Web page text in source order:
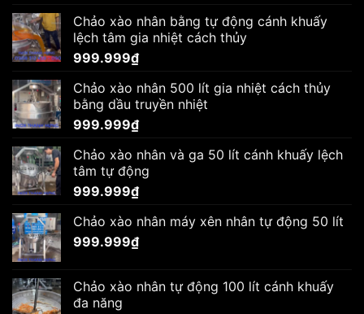
Chảo xào nhân bằng tự động cánh khuấy
lệch tâm gia nhiệt cách thủy
999.999₫
Chảo xào nhân 500 lít gia nhiệt cách thủy
bằng dầu truyền nhiệt
999.999₫
Chảo xào nhân và ga 50 lít cánh khuấy lệch
tâm tự động
999.999₫
Chảo xào nhân máy xên nhân tự động 50 lít
999.999₫
Chảo xào nhân tự động 100 lít cánh khuấy
đa năng